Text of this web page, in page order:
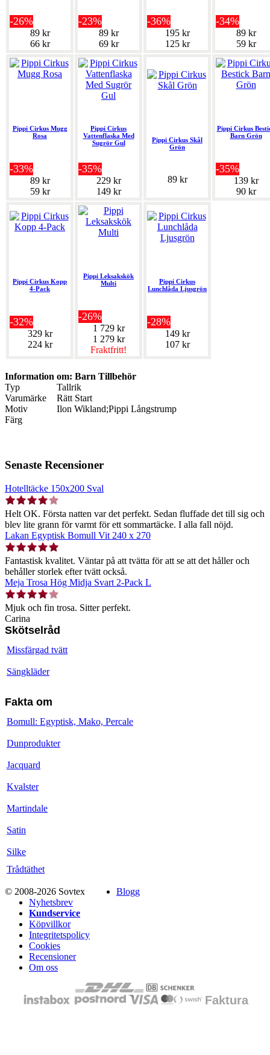
-26%
89 kr
66 kr
-23%
89 kr
69 kr
-36%
195 kr
125 kr
-34%
89 kr
59 kr
Pippi Cirkus Mugg
Rosa
-33%
89 kr
59 kr
Pippi Cirkus
Vattenflaska Med
Sugrör Gul
-35%
229 kr
149 kr
Pippi Cirkus Skål
Grön
89 kr
Pippi Cirkus
Barn Grön
-35%
139 kr
90 kr
Pippi Cirkus Kopp
4-Pack
-32%
329 kr
224 kr
Pippi Leksakskök
Multi
-26%
1 729 kr
1 279 kr
Fraktfritt!
Pippi Cirkus
Lunchlåda Ljusgrön
-28%
149 kr
107 kr
Information om: Barn Tillbehör
Typ
Tallrik
Varumärke
Rätt Start
Motiv
Ilon Wikland;Pippi Långstrump
Färg
Senaste Recensioner
Hotelltäcke 150x200 Sval
Helt OK. Första natten var det perfekt. Sedan fluffade det till sig och
blev lite grann för varmt för ett sommartäcke. I alla fall nöjd.
Lakan Egyptisk Bomull Vit 240 x 270
Fantastisk kvalitet. Väntar på att tvätta för att se att det håller och
behåller storlek efter tvätt också.
Meja Trosa Hög Midja Svart 2-Pack L
Mjuk och fin trosa. Sitter perfekt.
Carina
Skötselråd
Missfärgad tvätt
Sängkläder
Fakta om
Bomull: Egyptisk, Mako, Percale
Dunprodukter
Jacquard
Kvalster
Martindale
Satin
Silke
Trådtäthet
© 2008-2026 Sovtex
Blogg
Nyhetsbrev
Kundservice
Köpvillkor
Integritetspolicy
Cookies
Recensioner
Om oss